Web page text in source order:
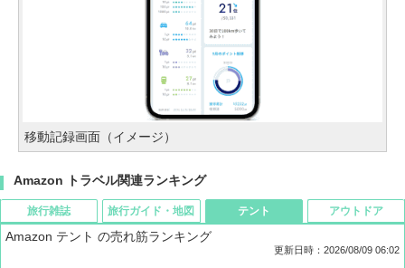
移動記録画面（イメージ）
Amazon トラベル関連ランキング
旅行雑誌 旅行ガイド・地図 テント
Amazon テント の売れ筋ランキング
更新日時：2026/08/09 06:02
アウトドア